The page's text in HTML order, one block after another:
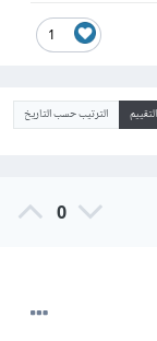
1
الترتيب حسب التاريخ
0